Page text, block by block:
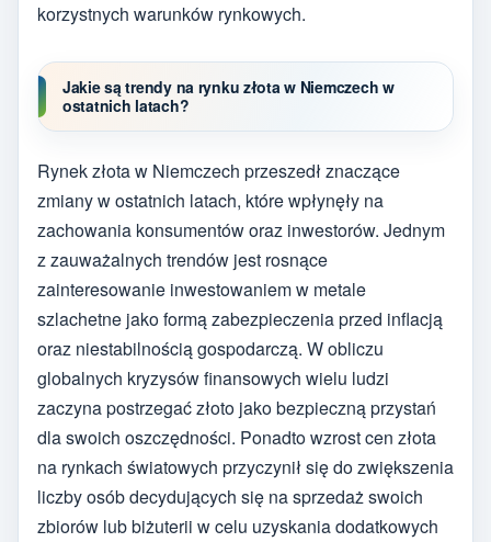
korzystnych warunków rynkowych.
Jakie są trendy na rynku złota w Niemczech w
ostatnich latach?
Rynek złota w Niemczech przeszedł znaczące
zmiany w ostatnich latach, które wpłynęły na
zachowania konsumentów oraz inwestorów. Jednym
z zauważalnych trendów jest rosnące
zainteresowanie inwestowaniem w metale
szlachetne jako formą zabezpieczenia przed inflacją
oraz niestabilnością gospodarczą. W obliczu
globalnych kryzysów finansowych wielu ludzi
zaczyna postrzegać złoto jako bezpieczną przystań
dla swoich oszczędności. Ponadto wzrost cen złota
na rynkach światowych przyczynił się do zwiększenia
liczby osób decydujących się na sprzedaż swoich
zbiorów lub biżuterii w celu uzyskania dodatkowych